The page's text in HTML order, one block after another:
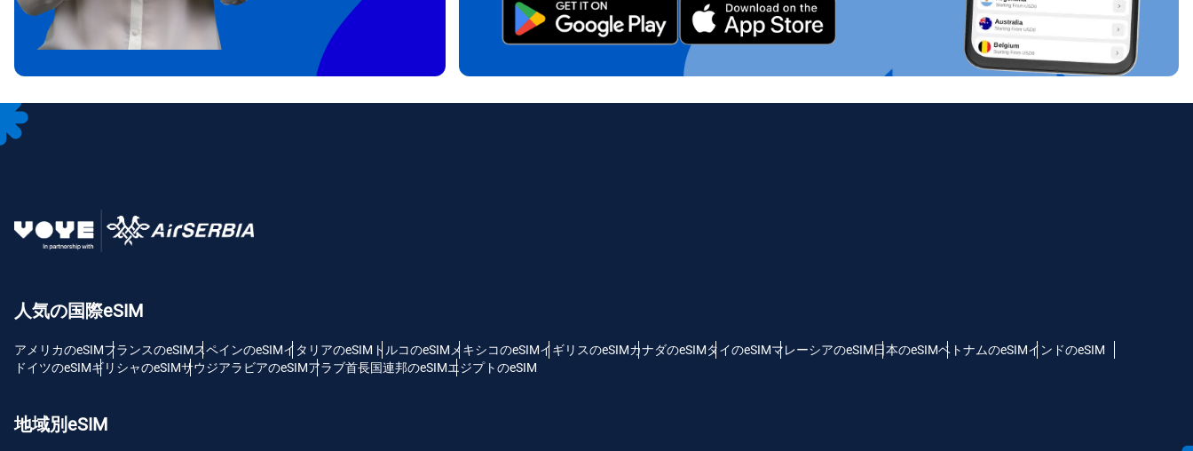
Then, contact your mobile carrier to request an eSIM activation. They will
provide you with a QR code or activation details that you can scan or enter
in your device settings. Once activated, you can enjoy the benefits of eSIM
without needing a physical SIM card!
人気の国際eSIM
アメリカのeSIMフランスのeSIMスペインのeSIMイタリアのeSIM トルコのeSIM メキシコのeSIMイギリスのeSIMカナダのeSIMタイのeSIMマレーシアのeSIM日本のeSIMベトナムのeSIMインドのeSIM
ドイツのeSIMギリシャのeSIMサウジアラビアのeSIMアラブ首長国連邦のeSIMエジプトのeSIM
地域別eSIM
Deutsch
メールアドレス